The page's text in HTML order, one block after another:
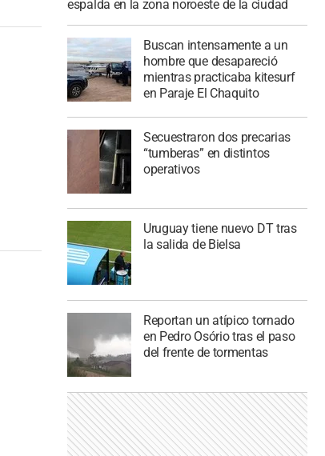
espalda en la zona noroeste de la ciudad
Buscan intensamente a un
hombre que desapareció
mientras practicaba kitesurf
en Paraje El Chaquito
Secuestraron dos precarias
“tumberas” en distintos
operativos
Uruguay tiene nuevo DT tras
la salida de Bielsa
Reportan un atípico tornado
en Pedro Osório tras el paso
del frente de tormentas